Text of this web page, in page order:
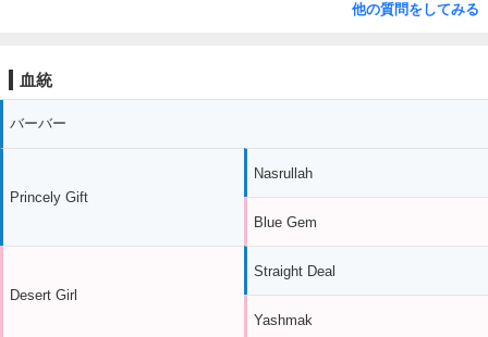
他の質問をしてみる
血統
バーバー
Princely Gift
Desert Girl
Nasrullah
Blue Gem
Straight Deal
Yashmak